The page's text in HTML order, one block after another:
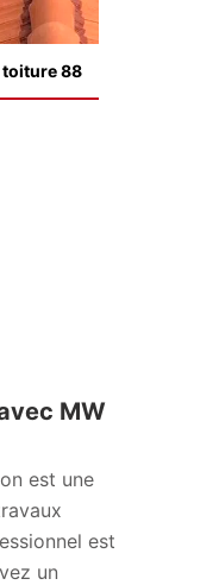
toiture 88
MW
est une
est
un